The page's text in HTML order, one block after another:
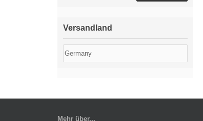
Versandland
Mehr über...